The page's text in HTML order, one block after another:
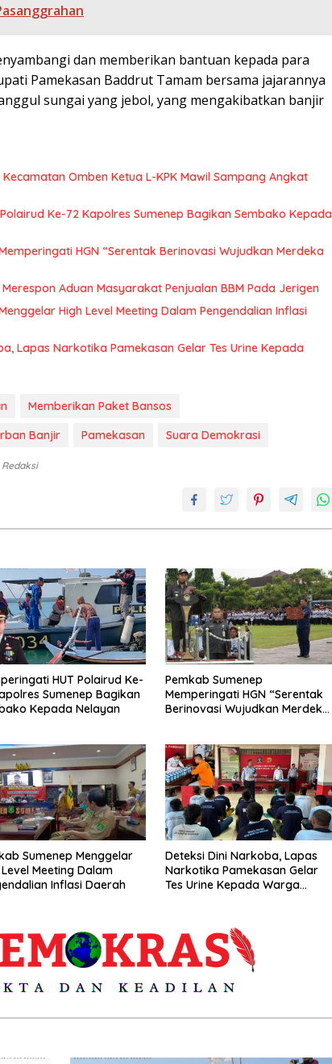
dan memberikan bantuan kepada para
Pamekasan Baddrut Tamam bersama jajarannya
sungai yang jebol, yang mengakibatkan banjir
Omben Ketua L-KPK Mawil Sampang Angkat
Ke-72 Kapolres Sumenep Bagikan Sembako Kepada
HGN “Serentak Berinovasi Wujudkan Merdeka
Aduan Masyarakat Penjualan BBM Pada Jerigen
High Level Meeting Dalam Pengendalian Inflasi
Lapas Narkotika Pamekasan Gelar Tes Urine Kepada
Memberikan Paket Bansos
Banjir
Pamekasan Suara Demokrasi
HUT Polairud Ke-
Sumenep Bagikan
Kepada Nelayan
Pemkab Sumenep
Memperingati HGN “Serentak
Berinovasi Wujudkan Merdeka
Sumenep Menggelar
Meeting Dalam
Inflasi Daerah
Deteksi Dini Narkoba, Lapas
Narkotika Pamekasan Gelar
Tes Urine Kepada Warga